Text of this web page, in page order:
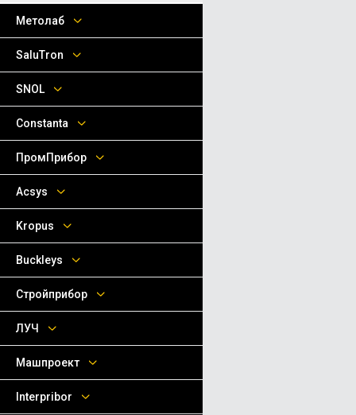
Метолаб
SaluTron
SNOL
Сonstanta
ПромПрибор
Acsys
Kropus
Buckleys
Стройприбор
ЛУЧ
Машпроект
Interpribor